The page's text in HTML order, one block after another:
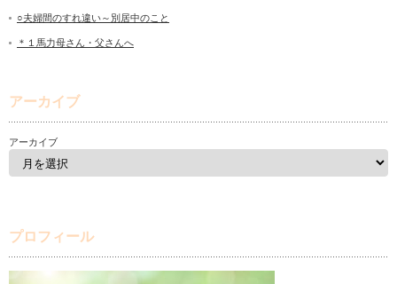
○夫婦間のすれ違い～別居中のこと
＊１馬力母さん・父さんへ
アーカイブ
アーカイブ
プロフィール